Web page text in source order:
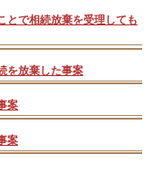
とで相続放棄を受理しても
を放棄した事案
案
案